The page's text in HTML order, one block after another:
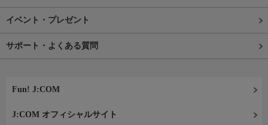
イベント・プレゼント
サポート・よくある質問
Fun! J:COM
J:COM オフィシャルサイト